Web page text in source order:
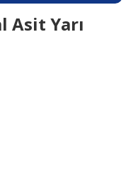
Asit Yarı